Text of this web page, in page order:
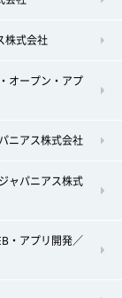
株式会社
オープン・アプ
ニアス株式会社
ャパニアス株式
・アプリ開発／